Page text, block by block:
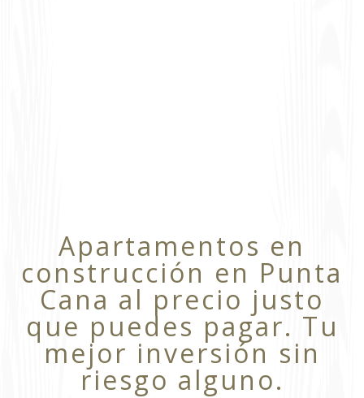
Apartamentos en
construcción en Punta
Cana al precio justo
que puedes pagar. Tu
mejor inversión sin
riesgo alguno.